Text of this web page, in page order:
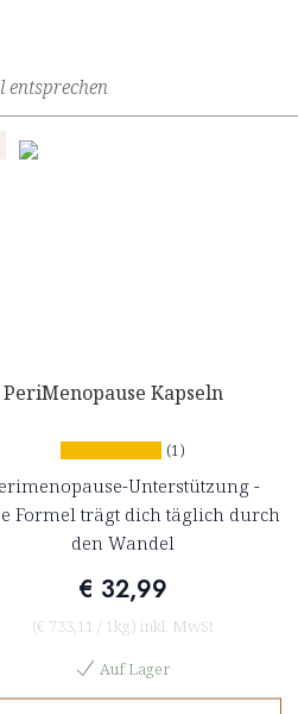
PeriMenopause Kapseln
(1)
Unterstützung -
Formel trägt dich täglich durch
den Wandel
€ 32,99
(€ 733,11 / 1kg) inkl. MwSt
Auf Lager